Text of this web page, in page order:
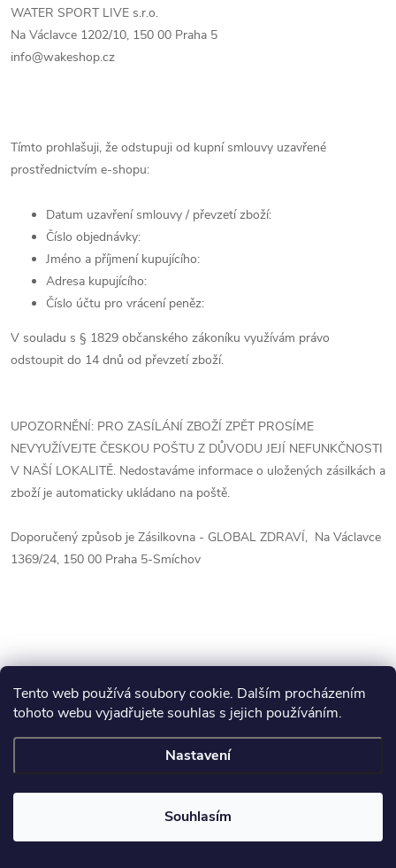
Tento web používá soubory cookie. Dalším procházením
tohoto webu vyjadřujete souhlas s jejich používáním.
Nastavení
Souhlasím
WATER SPORT LIVE s.r.o.
Na Václavce 1202/10, 150 00 Praha 5
info@wakeshop.cz
Tímto prohlašuji, že odstupuji od kupní smlouvy uzavřené
prostřednictvím e-shopu:
Datum uzavření smlouvy / převzetí zboží:
Číslo objednávky:
Jméno a příjmení kupujícího:
Adresa kupujícího:
Číslo účtu pro vrácení peněz:
V souladu s § 1829 občanského zákoníku využívám právo
odstoupit do 14 dnů od převzetí zboží.
UPOZORNĚNÍ: PRO ZASÍLÁNÍ ZBOŽÍ ZPĚT PROSÍME
NEVYUŽÍVEJTE ČESKOU POŠTU Z DŮVODU JEJÍ NEFUNKČNOSTI
V NAŠÍ LOKALITĚ. Nedostaváme informace o uložených zásilkách a
zboží je automaticky ukládano na poště.
Doporučený způsob je Zásilkovna - GLOBAL ZDRAVÍ, Na Václavce
1369/24, 150 00 Praha 5-Smíchov
PŘEDCHOZÍ ČLÁNEK DALŠÍ ČLÁNEK